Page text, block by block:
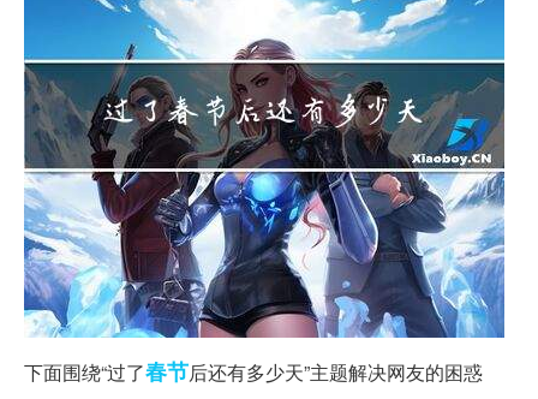
下面围绕“过了春节后还有多少天”主题解决网友的困惑